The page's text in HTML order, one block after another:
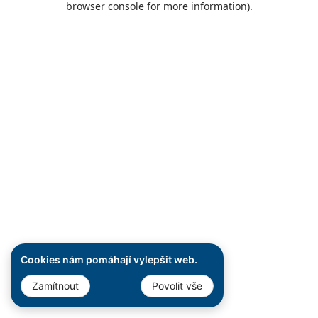
Cookies nám pomáhají vylepšit web.
Zamítnout Povolit vše
browser console for more information).